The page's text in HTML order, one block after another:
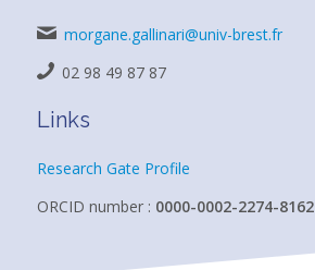
morgane.gallinari@univ-brest.fr
02 98 49 87 87
Links
Research Gate Profile
ORCID number : 0000-0002-2274-8162